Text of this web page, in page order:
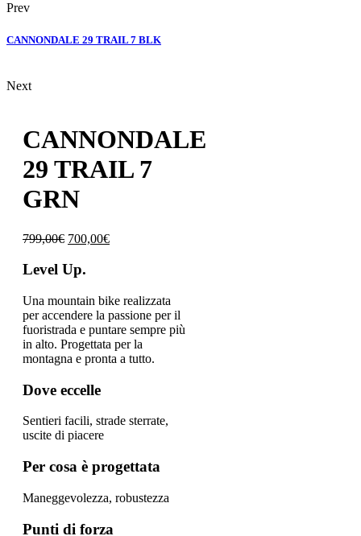
Prev
CANNONDALE 29 TRAIL 7 BLK
Next
CANNONDALE
29 TRAIL 7
GRN
799,00€ 700,00€
Level Up.
Una mountain bike realizzata
per accendere la passione per il
fuoristrada e puntare sempre più
in alto. Progettata per la
montagna e pronta a tutto.
Dove eccelle
Sentieri facili, strade sterrate,
uscite di piacere
Per cosa è progettata
Maneggevolezza, robustezza
Punti di forza